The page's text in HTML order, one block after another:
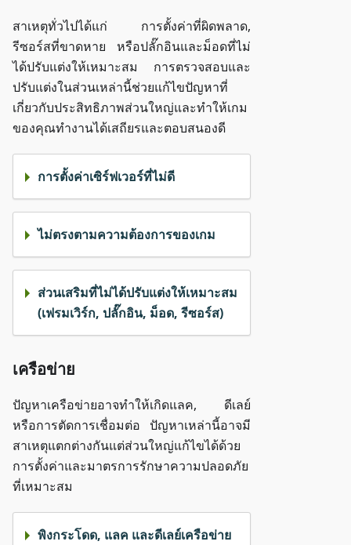
สาเหตุทั่วไปได้แก่ การตั้งค่าที่ผิดพลาด,
รีซอร์สที่ขาดหาย หรือปลั๊กอินและม็อดที่ไม่
ได้ปรับแต่งให้เหมาะสม การตรวจสอบและ
ปรับแต่งในส่วนเหล่านี้ช่วยแก้ไขปัญหาที่
เกี่ยวกับประสิทธิภาพส่วนใหญ่และทำให้เกม
ของคุณทำงานได้เสถียรและตอบสนองดี
การตั้งค่าเซิร์ฟเวอร์ที่ไม่ดี
ไม่ตรงตามความต้องการของเกม
ส่วนเสริมที่ไม่ได้ปรับแต่งให้เหมาะสม
(เฟรมเวิร์ก, ปลั๊กอิน, ม็อด, รีซอร์ส)
เครือข่าย
ปัญหาเครือข่ายอาจทำให้เกิดแลค, ดีเลย์
หรือการตัดการเชื่อมต่อ ปัญหาเหล่านี้อาจมี
สาเหตุแตกต่างกันแต่ส่วนใหญ่แก้ไขได้ด้วย
การตั้งค่าและมาตรการรักษาความปลอดภัย
ที่เหมาะสม
พิงกระโดด, แลค และดีเลย์เครือข่าย